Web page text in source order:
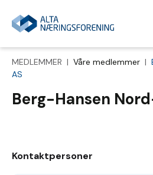
MEDLEMMER | Våre medlemmer |
AS
Berg-Hansen
Kontaktpersoner